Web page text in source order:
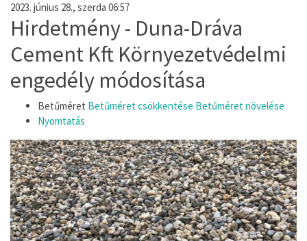
2023. június 28., szerda 06:57
Hirdetmény - Duna-Dráva
Cement Kft Környezetvédelmi
engedély módosítása
Betűméret Betűméret csökkentése Betűméret növelése
Nyomtatás